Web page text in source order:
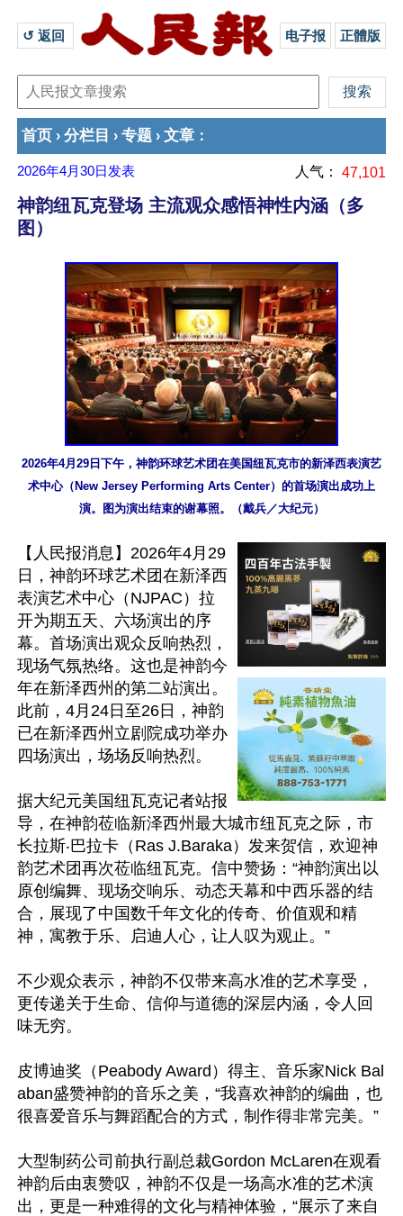
↺ 返回 电子报 正體版
首页 › 分栏目 › 专题 › 文章 ：
2026年4月30日 发表 人气： 47,101
神韵纽瓦克登场 主流观众感悟神性内涵（多
图）
2026年4月29日下午，神韵环球艺术团在美国纽瓦克市的新泽西表演艺
术中心（New Jersey Performing Arts Center）的首场演出成功上
演。图为演出结束的谢幕照。（戴兵／大纪元）
【人民报消息】2026年4月29
日，神韵环球艺术团在新泽西
表演艺术中心（NJPAC）拉
开为期五天、六场演出的序
幕。首场演出观众反响热烈，
现场气氛热络。这也是神韵今
年在新泽西州的第二站演出。
此前，4月24日至26日，神韵
已在新泽西州立剧院成功举办
四场演出，场场反响热烈。
据大纪元美国纽瓦克记者站报
导，在神韵莅临新泽西州最大城市纽瓦克之际，市
长拉斯‧巴拉卡（Ras J.Baraka）发来贺信，欢迎神
韵艺术团再次莅临纽瓦克。信中赞扬：“神韵演出以
原创编舞、现场交响乐、动态天幕和中西乐器的结
合，展现了中国数千年文化的传奇、价值观和精
神，寓教于乐、启迪人心，让人叹为观止。”
不少观众表示，神韵不仅带来高水准的艺术享受，
更传递关于生命、信仰与道德的深层内涵，令人回
味无穷。
皮博迪奖（Peabody Award）得主、音乐家Nick Bal
aban盛赞神韵的音乐之美，“我喜欢神韵的编曲，也
很喜爱音乐与舞蹈配合的方式，制作得非常完美。”
大型制药公司前执行副总裁Gordon McLaren在观看
神韵后由衷赞叹，神韵不仅是一场高水准的艺术演
出，更是一种难得的文化与精神体验，“展示了来自